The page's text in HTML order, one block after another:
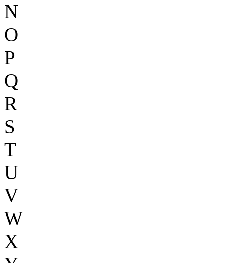
N
O
P
Q
R
S
T
U
V
W
X